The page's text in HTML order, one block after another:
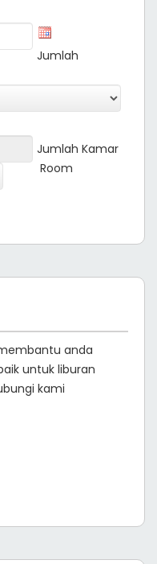
Jumlah
Jumlah Kamar
Room
anda
untuk liburan
kami